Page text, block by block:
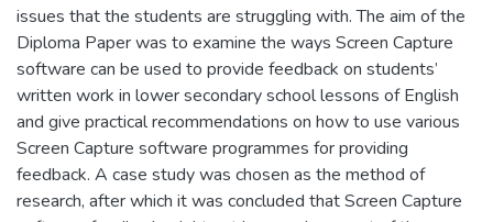
issues that the students are struggling with. The aim of the
Diploma Paper was to examine the ways Screen Capture
software can be used to provide feedback on students’
written work in lower secondary school lessons of English
and give practical recommendations on how to use various
Screen Capture software programmes for providing
feedback. A case study was chosen as the method of
research, after which it was concluded that Screen Capture